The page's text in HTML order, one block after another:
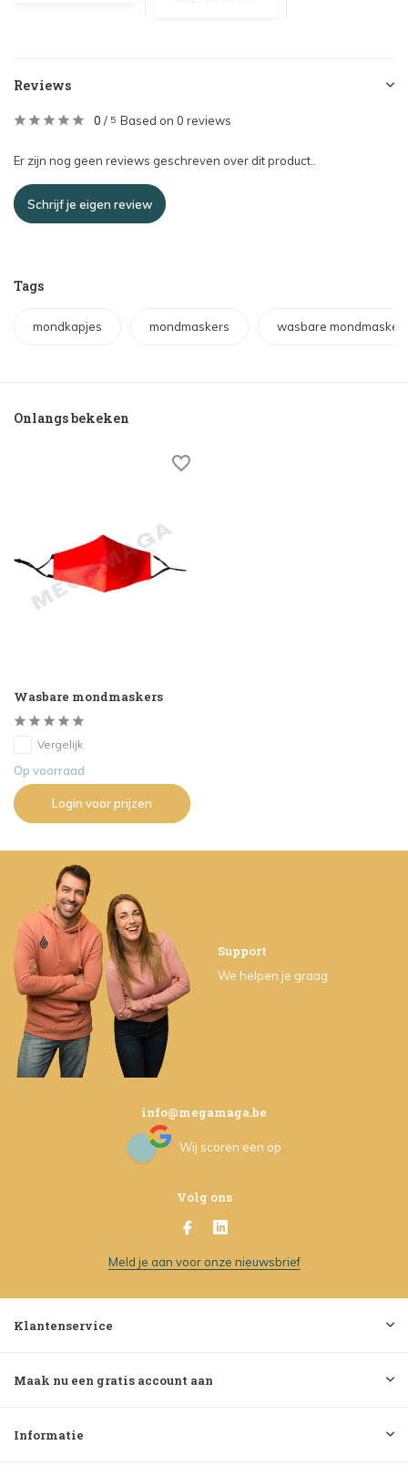
Reviews
0 / 5 Based on 0 reviews
Er zijn nog geen reviews geschreven over dit product..
Schrijf je eigen review
Tags
mondkapjes mondmaskers wasbare
Onlangs bekeken
Wasbare mondmaskers
Vergelijk
Op voorraad
Login voor prijzen
Support
We helpen je graag
info@megamaga.be
Wij scoren een op
Volg ons
Meld je aan voor onze nieuwsbrief
Klantenservice
Maak nu een gratis account aan
Informatie